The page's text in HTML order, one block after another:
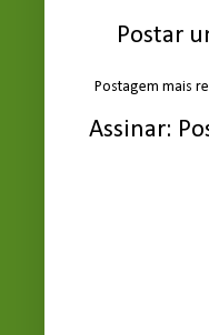
Postar
Postagem mais
Assinar: